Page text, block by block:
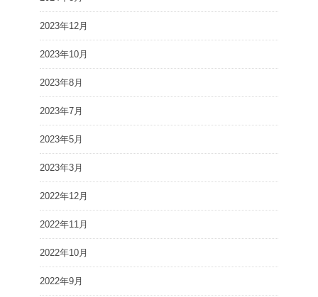
2023年12月
2023年10月
2023年8月
2023年7月
2023年5月
2023年3月
2022年12月
2022年11月
2022年10月
2022年9月